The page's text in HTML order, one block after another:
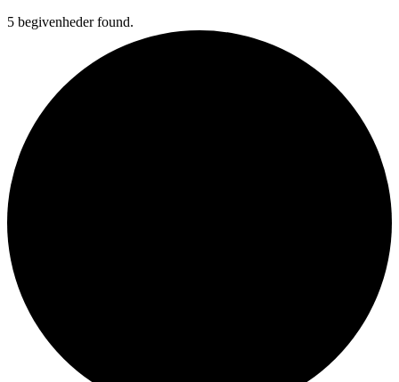
5 begivenheder found.